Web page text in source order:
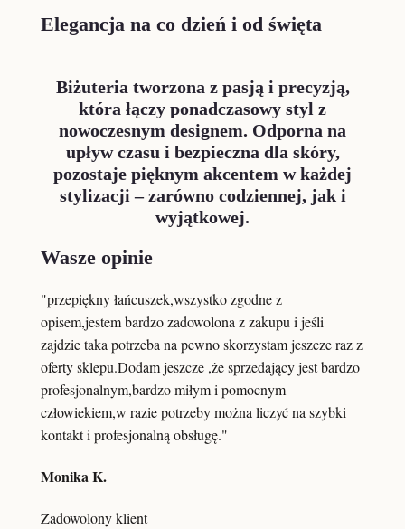
Elegancja na co dzień i od święta
Biżuteria tworzona z pasją i precyzją,
która łączy ponadczasowy styl z
nowoczesnym designem. Odporna na
upływ czasu i bezpieczna dla skóry,
pozostaje pięknym akcentem w każdej
stylizacji – zarówno codziennej, jak i
wyjątkowej.
Wasze opinie
"przepiękny łańcuszek,wszystko zgodne z
opisem,jestem bardzo zadowolona z zakupu i jeśli
zajdzie taka potrzeba na pewno skorzystam jeszcze raz z
oferty sklepu.Dodam jeszcze ,że sprzedający jest bardzo
profesjonalnym,bardzo miłym i pomocnym
człowiekiem,w razie potrzeby można liczyć na szybki
kontakt i profesjonalną obsługę."
Monika K.
Zadowolony klient